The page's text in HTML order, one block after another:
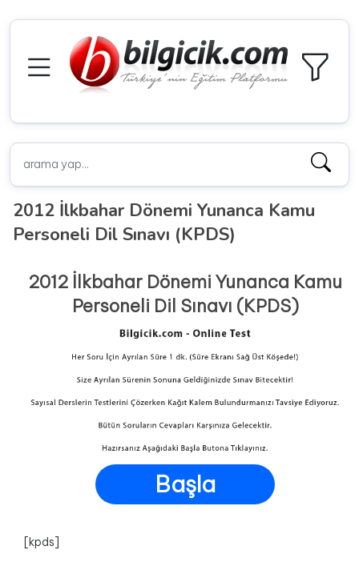
2012 İlkbahar Dönemi Yunanca Kamu
Personeli Dil Sınavı (KPDS)
2012 İlkbahar Dönemi Yunanca Kamu
Personeli Dil Sınavı (KPDS)
Başla
[kpds]